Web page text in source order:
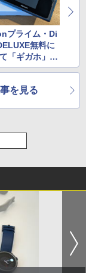
プライム・Di
無料に
「ギガホ」を
を見る